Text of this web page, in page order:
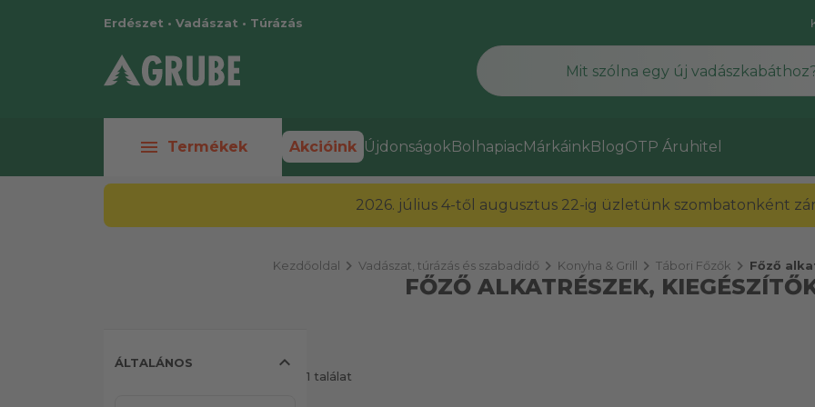
Erdészet • Vadászat • Túrázás
menu Termékek Akcióink ÚjdonságokBolhapiacMárkáinkBlogOTP Áruhitel
2026. július 4-től augusztus 22-ig üzletünk szombatonként
Kezdőoldal chevron_right Vadászat, túrázás és szabadidő chevron_right Konyha & Grill chevron_right Tábori Főzők chevron_right Főző
FŐZŐ ALKATRÉSZEK,
1 találat
ÁLTALÁNOS expand_less